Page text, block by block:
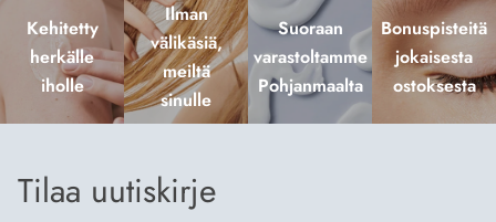
Kehitetty
herkälle
iholle
Ilman
välikäsiä,
meiltä
sinulle
Suoraan
varastoltamme
Pohjanmaalta
Bonuspisteitä
jokaisesta
ostoksesta
Tilaa uutiskirje